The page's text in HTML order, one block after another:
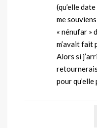
(qu’elle
me
« nénufar »
m’avait fait
Alors si
pour